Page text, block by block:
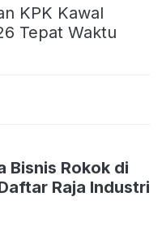
KPK Kawal
Tepat Waktu
Bisnis Rokok di
Raja Industri